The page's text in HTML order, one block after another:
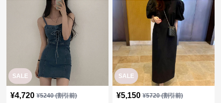
SALE
¥4,720 ¥5240(割引前)
SALE
¥5,150 ¥5720(割引前)